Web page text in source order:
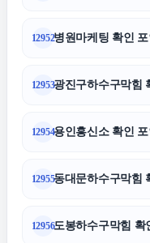
12952병원마케팅 확인 포
12953광진구하수구막힘
12954용인흥신소 확인 포
12955동대문하수구막힘
12956도봉하수구막힘 확